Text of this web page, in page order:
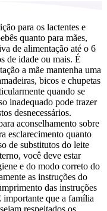
para os lactentes e
quanto para mães,
de alimentação até o 6
de idade ou mais. É
a mãe mantenha uma
bicos e chupetas
quando se
inadequado pode trazer
desnecessários.
aconselhamento sobre
esclarecimento quanto
de substitutos do leite
você deve estar
e do modo correto do
as instruções do
das instruções
importante que a família
respeitados os